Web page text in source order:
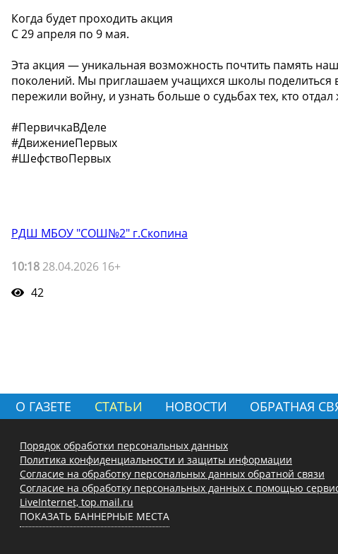
Когда будет проходить акция
С 29 апреля по 9 мая.
Эта акция — уникальная возможность почтить память
поколений. Мы приглашаем учащихся школы поделиться
пережили войну, и узнать больше о судьбах тех, кто
#ПервичкаВДеле
#ДвижениеПервых
#ШефствоПервых
РДШ МБОУ "СОШ№2" г.Скопина
10:18 28.04.2026 16+
42
О ГАЗЕТЕ СТАТЬИ НОВОСТИ ОБРАТНАЯ
Порядок обработки персональных данных
Политика конфиденциальности и защиты информации
Согласие на обработку персональных данных обратной связи
Согласие на обработку персональных данных с помощью
LiveInternet, top.mail.ru
ПОКАЗАТЬ БАННЕРНЫЕ МЕСТА